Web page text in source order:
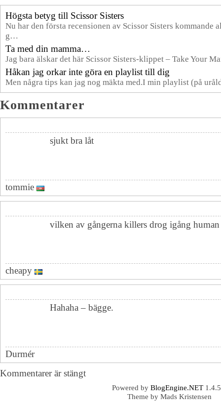
Högsta betyg till Scissor Sisters
Nu har den första recensionen av Scissor Sisters kommande
g…
Ta med din mamma…
Jag bara älskar det här Scissor Sisters-klippet – Take Your
Håkan jag orkar inte göra en playlist till dig
Men några tips kan jag nog mäkta med.I min playlist (på
Kommentarer
sjukt bra låt
tommie
vilken av gångerna killers drog igång
cheapy
Hahaha – bägge.
Durmér
Kommentarer är stängt
Powered by BlogEngine.NET
Theme by Mads Kristensen